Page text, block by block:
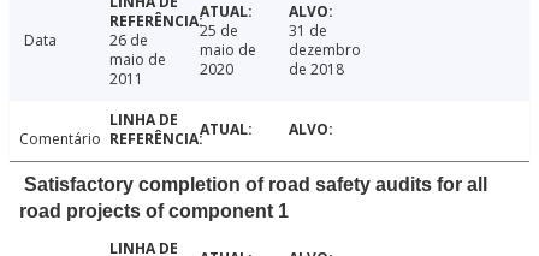
Data
26 de
maio de
2011
25 de
maio de
2020
31 de
dezembro
de 2018
Comentário
Satisfactory completion of road safety audits for all
road projects of component 1